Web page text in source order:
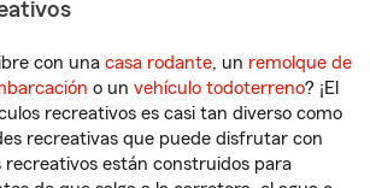
con una casa rodante, un remolque de
o un vehículo todoterreno? ¡El
recreativos es casi tan diverso como
recreativas que puede disfrutar con
recreativos están construidos para